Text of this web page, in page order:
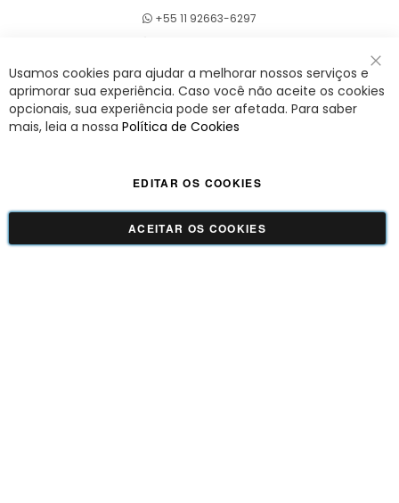
+55 11 92663-6297
A Savy é uma lifestyle brand. Uma marca que promove fluidez para viver
o agora com leveza, cor e estilo.
GUADALUPE COMERCIO LTDA - 42.509.755/0001-66 | Tecnologia e Design:
Usamos cookies para ajudar a melhorar nossos serviços e
aprimorar sua experiência. Caso você não aceite os cookies
opcionais, sua experiência pode ser afetada. Para saber
mais, leia a nossa Política de Cookies
ACEITAR OS COOKIES
EDITAR OS COOKIES